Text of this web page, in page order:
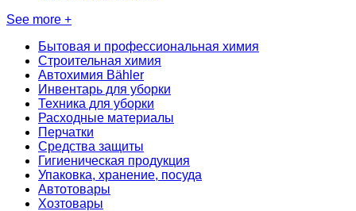
See more +
Бытовая и профессиональная химия
Строительная химия
Автохимия Bähler
Инвентарь для уборки
Техника для уборки
Расходные материалы
Перчатки
Средства защиты
Гигиеническая продукция
Упаковка, хранение, посуда
Автотовары
Хозтовары